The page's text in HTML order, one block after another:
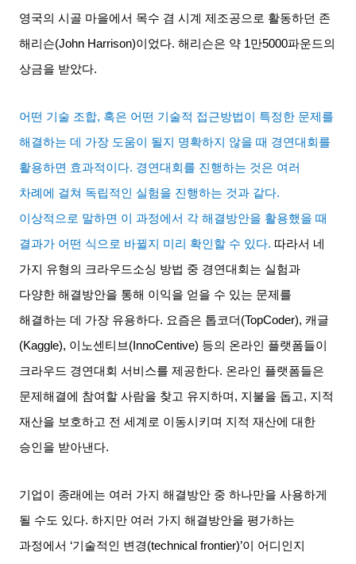
영국의 시골 마을에서 목수 겸 시계 제조공으로 활동하던 존
해리슨(John Harrison)이었다.해리슨은 약 1만5000파운드의
상금을 받았다.
어떤 기술 조합, 혹은 어떤 기술적 접근방법이 특정한 문제를
해결하는 데 가장 도움이 될지 명확하지 않을 때 경연대회를
활용하면 효과적이다. 경연대회를 진행하는 것은 여러
차례에 걸쳐 독립적인 실험을 진행하는 것과 같다.
이상적으로 말하면 이 과정에서 각 해결방안을 활용했을 때
결과가 어떤 식으로 바뀔지 미리 확인할 수 있다. 따라서 네
가지 유형의 크라우드소싱 방법 중 경연대회는 실험과
다양한 해결방안을 통해 이익을 얻을 수 있는 문제를
해결하는 데 가장 유용하다. 요즘은 톱코더 (TopCoder),캐글
(Kaggle), 이노센티브(InnoCentive) 등의 온라인 플랫폼들이
크라우드 경연대회 서비스를 제공한다. 온라인 플랫폼들은
문제해결에 참여할 사람을 찾고 유지하며 , 지불을 돕고, 지적
재산을 보호하고 전 세계로 이동시키며 지적 재산에 대한
승인을 받아낸다.
기업이 종래에는 여러 가지 해결방안 중 하나만을 사용하게
될 수도 있다.하지만 여러 가지 해결방안을 평가하는
과정에서 ‘기술적인 변경(technical frontier)’이 어디인지